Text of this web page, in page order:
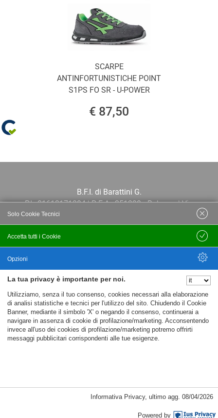
SCARPE
ANTINFORTUNISTICHE POINT
S1PS FO SR - U-POWER
€ 87,50
B.F.I. di Barattini G.
P.I.: 01613171204 | R.E.A.: 351290 - Bologna | Via
Po 13E, 40139, Bologna | Telefono: 051
444638 | Email: bfi@bfi.bo.it
Privacy policy
Cookie policy
Passepartout
La tua privacy è importante per noi.
Utilizziamo, senza il tuo consenso, cookies necessari alla elaborazione
di analisi statistiche e tecnici per l'utilizzo del sito. Chiudendo il Cookie
Banner, mediante il simbolo 'X' o negando il consenso, continuerai a
navigare in assenza di cookie di profilazione/marketing. Acconsentendo
invece all'uso dei cookies di profilazione/marketing potremo offrirti
messaggi pubblicitari corrispondenti alle tue esigenze.
Cookie Necessari, Tecnici di Sessione
Accetta tutti i Cookie
Solo Cookie Tecnici
Salva
Opzioni
Nascondi Opzioni
Informativa Privacy, ultimo agg. 08/04/2026
Powered by